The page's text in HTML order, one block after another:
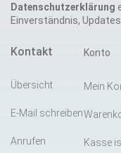
Datenschutzerklärung
Einverständnis,
Kontakt
Übersicht
E-Mail schreiben
Anrufen
Konto
Mein
Kasse